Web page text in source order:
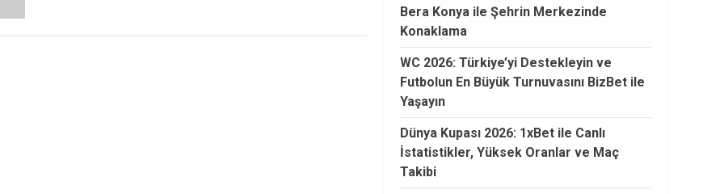
Bera Konya ile Şehrin Merkezinde
Konaklama
WC 2026: Türkiye’yi Destekleyin ve
Futbolun En Büyük Turnuvasını BizBet ile
Yaşayın
Dünya Kupası 2026: 1xBet ile Canlı
İstatistikler, Yüksek Oranlar ve Maç
Takibi